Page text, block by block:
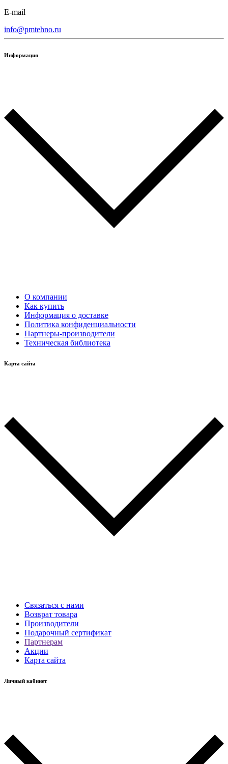
E-mail
info@pmtehno.ru
Информация
О компании
Как купить
Информация о доставке
Политика конфиденциальности
Партнеры-производители
Техническая библиотека
Карта сайта
Связаться с нами
Возврат товара
Производители
Подарочный сертификат
Партнерам
Акции
Карта сайта
Личный кабинет